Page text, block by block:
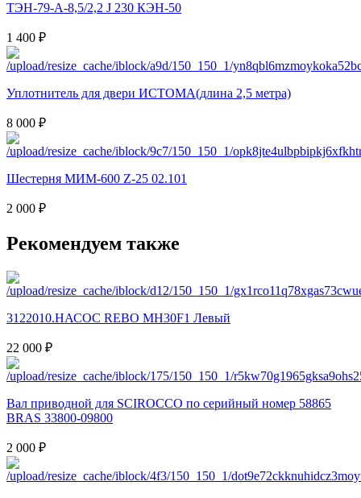
ТЭН-79-А-8,5/2,2 J 230 КЭН-50
1 400 ₽
Уплотнитель для двери ИСТОМА(длина 2,5 метра)
8 000 ₽
Шестерня МИМ-600 Z-25 02.101
2 000 ₽
Рекомендуем также
3122010.НАСОС REBO MH30F1 Левый
22 000 ₽
Вал приводной для SCIROCCO по серийный номер 58865
BRAS 33800-09800
2 000 ₽